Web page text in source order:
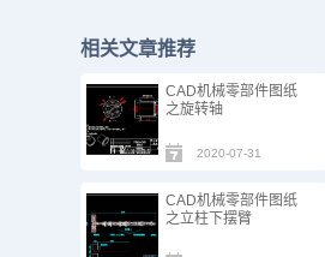
相关文章推荐
CAD机械零部件图纸
之旋转轴
2020-07-31
CAD机械零部件图纸
之立柱下摆臂